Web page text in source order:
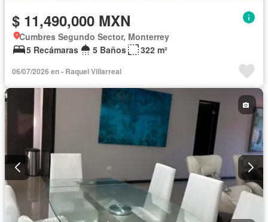
$ 11,490,000 MXN
Cumbres Segundo Sector, Monterrey
5 Recámaras
5 Baños 322 m²
06/07/2026 en - Raquel Villarreal